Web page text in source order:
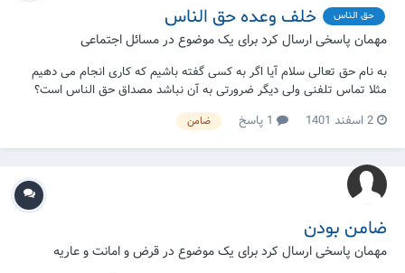
حق الناس خلف وعده حق الناس
مهمان پاسخی ارسال کرد برای یک موضوع در مسائل اجتماعی
به نام حق تعالی سلام آیا اگر به کسی گفته باشیم که کاری انجام می دهیم
مثلا تماس تلفنی ولی دیگر ضرورتی به آن نباشد مصداق حق الناس است؟
2 اسفند 1401
ضامن
ضامن بودن
مهمان پاسخی ارسال کرد برای یک موضوع در قرض و امانت و عاریه